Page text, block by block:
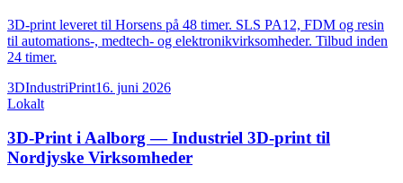
3D-print leveret til Horsens på 48 timer. SLS PA12, FDM og resin
til automations-, medtech- og elektronikvirksomheder. Tilbud inden
24 timer.
3DIndustriPrint16. juni 2026
Lokalt
3D-Print i Aalborg — Industriel 3D-print til
Nordjyske Virksomheder